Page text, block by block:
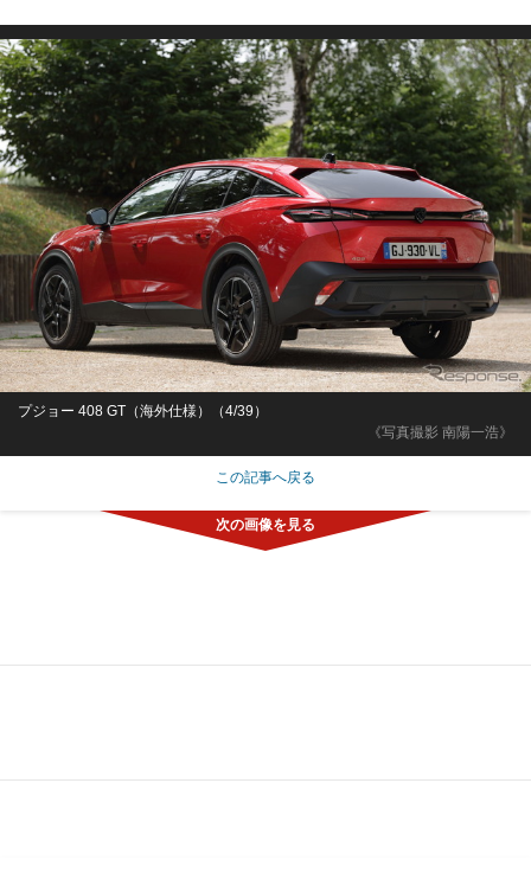
《写真撮影 南陽一浩》
プジョー 408 GT（海外仕様）（4/39）
この記事へ戻る